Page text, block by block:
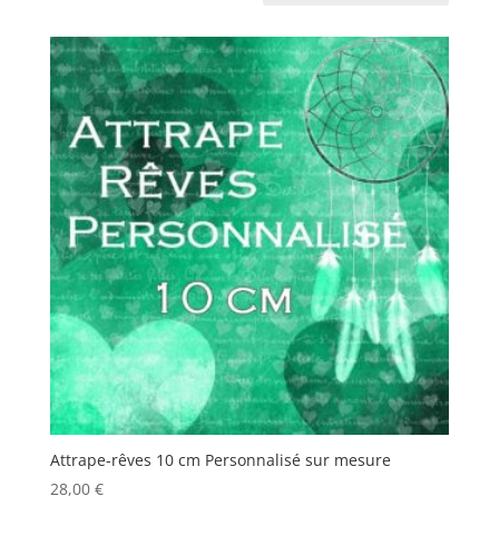
plus
récent
au
plus
ancien
Attrape-rêves 10 cm Personnalisé sur mesure
28,00 €